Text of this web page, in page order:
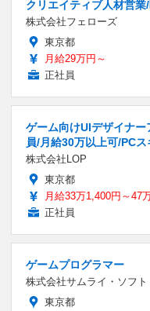
クリエイティブ人材営
株式会社フェローズ
東京都
月給29万円～
正社員
ゲーム向けUIデザイナ
員/月給30万以上可/PC
株式会社LOP
東京都
月給33万1,400円～47
正社員
ゲームプログラマー
株式会社サムライ・ソフト
東京都